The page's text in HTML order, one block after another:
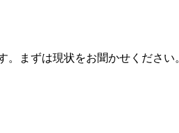
まずは現状をお聞かせください